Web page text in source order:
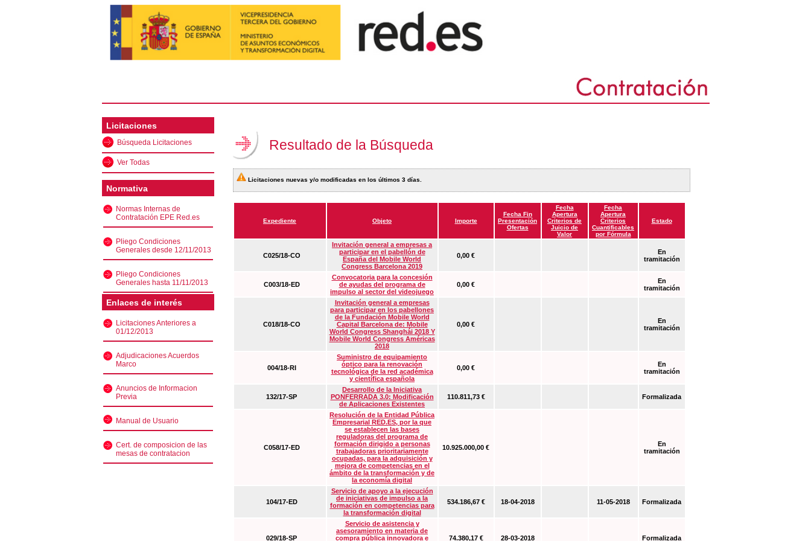
Licitaciones
Búsqueda Licitaciones
Ver Todas
Normativa
Normas Internas de
Contratación EPE Red.es
Pliego Condiciones
Generales desde 12/11/2013
Pliego Condiciones
Generales hasta 11/11/2013
Enlaces de interés
Licitaciones Anteriores a
01/12/2013
Adjudicaciones Acuerdos
Marco
Anuncios de Informacion
Previa
Manual de Usuario
Cert. de composicion de las
mesas de contratacion
Resultado de la Búsqueda
Licitaciones nuevas y/o modificadas en los últimos 3 días.
Expediente Objeto Importe
Fecha Fin
Presentación
Ofertas
Fecha
Apertura
Criterios de
Juicio de
Valor
Fecha
Apertura
Criterios
Cuantificables
por Fórmula
Estado
C025/18-CO
Invitación general a empresas a
participar en el pabellón de
España del Mobile World
Congress Barcelona 2019
0,00 €
En
tramitación
C003/18-ED
Convocatoria para la concesión
de ayudas del programa de
impulso al sector del videojuego
0,00 €
En
tramitación
C018/18-CO
Invitación general a empresas
para participar en los pabellones
de la Fundación Mobile World
Capital Barcelona de: Mobile
World Congress Shanghái 2018 Y
Mobile World Congress Américas
2018
0,00 €
En
tramitación
004/18-RI
Suministro de equipamiento
óptico para la renovación
tecnológica de la red académica
y científica española
0,00 €
En
tramitación
132/17-SP
Desarrollo de la Iniciativa
PONFERRADA 3.0: Modificación
de Aplicaciones Existentes
110.811,73 € Formalizada
C058/17-ED
Resolución de la Entidad Pública
Empresarial RED.ES, por la que
se establecen las bases
reguladoras del programa de
formación dirigido a personas
trabajadoras prioritariamente
ocupadas, para la adquisición y
mejora de competencias en el
ámbito de la transformación y de
la economía digital
10.925.000,00 €
En
tramitación
104/17-ED
Servicio de apoyo a la ejecución
de iniciativas de impulso a la
formación en competencias para
la transformación digital
534.186,67 € 18-04-2018 11-05-2018 Formalizada
029/18-SP
Servicio de asistencia y
asesoramiento en materia de
compra pública innovadora e
74.380,17 € 28-03-2018 Formalizada